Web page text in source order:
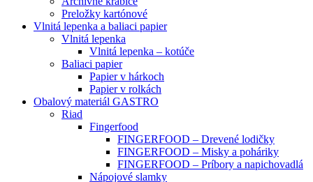
Preložky kartónové
Vlnitá lepenka a baliaci papier
Vlnitá lepenka
Vlnitá lepenka – kotúče
Baliaci papier
Papier v hárkoch
Papier v rolkách
Obalový materiál GASTRO
Riad
Fingerfood
FINGERFOOD – Drevené lodičky
FINGERFOOD – Misky a poháriky
FINGERFOOD – Príbory a napichovadlá
Nápojové slamky